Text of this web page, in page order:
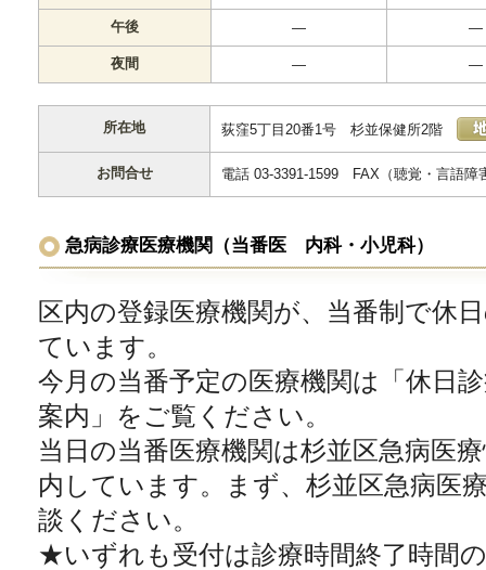
午後 ― ―
夜間 ― ―
所在地 荻窪5丁目20番1号 杉並保健所2階
お問合せ 電話 03-3391-1599 FAX（聴覚・言語障
急病診療医療機関（当番医 内科・小児科）
区内の登録医療機関が、当番制で休
ています。
今月の当番予定の医療機関は「休日
案内」をご覧ください。
当日の当番医療機関は杉並区急病医
内しています。まず、杉並区急病医
談ください。
★いずれも受付は診療時間終了時間